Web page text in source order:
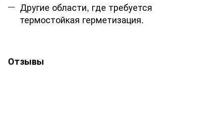
Другие области, где требуется
термостойкая герметизация.
Отзывы